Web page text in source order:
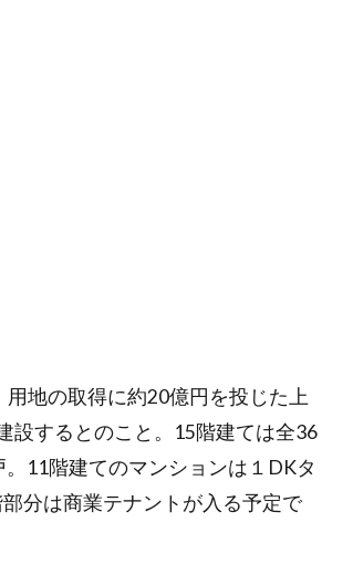
地の取得に約20億円を投じた上
設するとのこと。15階建ては全36
11階建てのマンションは１DKタ
分は商業テナントが入る予定で